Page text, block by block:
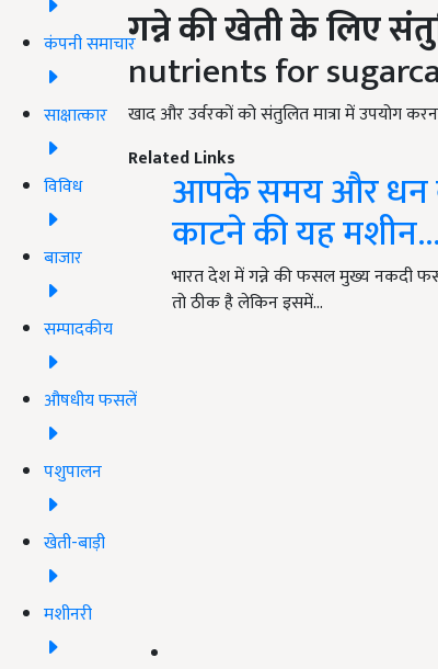
कंपनी समाचार
साक्षात्कार
विविध
बाजार
सम्पादकीय
औषधीय फसलें
पशुपालन
खेती-बाड़ी
मशीनरी
गन्ने की खेती के लिए
nutrients for
खाद और उर्वरकों को संतुलित मात्रा में उपयोग
Related Links
आपके समय और धन
काटने की यह मशीन...
भारत देश में गन्ने की फसल मुख्य नकदी
तो ठीक है लेकिन इसमें…